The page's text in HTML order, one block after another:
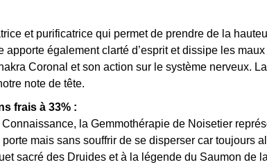
et purificatrice qui permet de prendre de la
également clarté d’esprit et dissipe les
Coronal et son action sur le système nerveux.
note de tête.
frais à 33% :
la Gemmothérapie de Noisetier
mais sans souffrir de se disperser car toujours
sacré des Druides et à la légende du Saumon de